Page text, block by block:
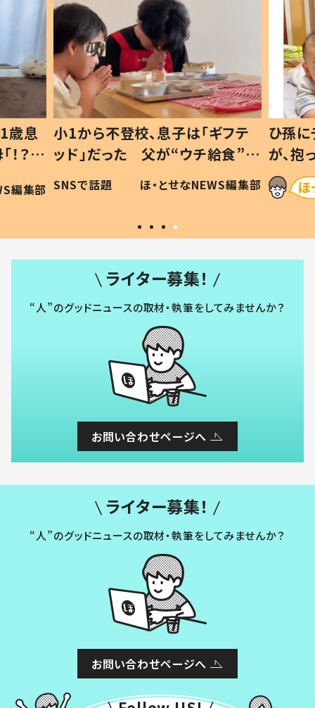
歳息
？」
編集部
小1から不登校、息子は「ギフテ
ッド」だった 父が“ウチ給食”を
作り続ける理由とは #令和の親
#令和の子
SNSで話題 ほ・とせなNEWS編集部
ひ孫
が、
「涙が
い」
ライター募集！
“人”のグッドニュースの取材・執筆をしてみませんか？
お問い合わせページへ
ライター募集！
“人”のグッドニュースの取材・執筆をしてみませんか？
お問い合わせページへ